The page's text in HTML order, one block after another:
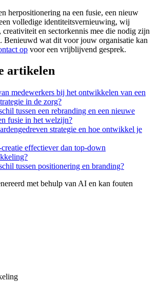
herpositionering na een fusie, een nieuw
volledige identiteitsvernieuwing, wij
creativiteit en sectorkennis mee die nodig zijn
Benieuwd wat dit voor jouw organisatie kan
op voor een vrijblijvend gesprek.
artikelen
medewerkers bij het ontwikkelen van een
in de zorg?
tussen een rebranding en een nieuwe
fusie in het welzijn?
strategie en hoe ontwikkel je
effectiever dan top-down
tussen positionering en branding?
met behulp van AI en kan fouten